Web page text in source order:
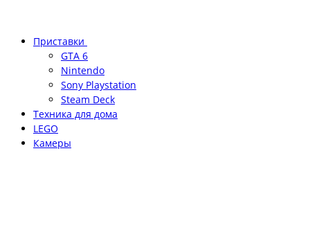
Приставки
GTA 6
Nintendo
Sony Playstation
Steam Deck
Техника для дома
LEGO
Камеры